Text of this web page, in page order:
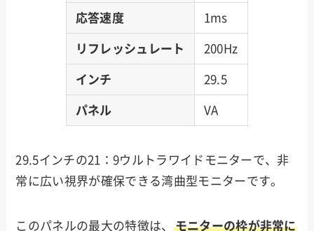
応答速度 1ms
リフレッシュレート 200Hz
インチ 29.5
パネル VA
29.5インチの21：9ウルトラワイドモニターで、非
常に広い視界が確保できる湾曲型モニターです。
このパネルの最大の特徴は、 モニターの枠が非常に